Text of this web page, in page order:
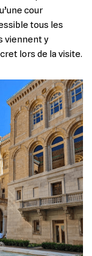
cour
tous les
viennent y
lors de la visite.